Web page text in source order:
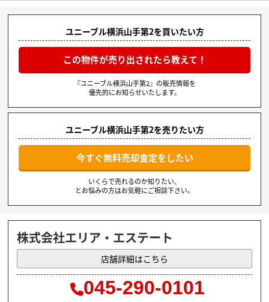
ユニーブル横浜山手第2を買いたい方
この物件が売り出されたら教えて！
『ユニーブル横浜山手第2』の販売情報を
優先的にお知らせいたします。
ユニーブル横浜山手第2を売りたい方
今すぐ無料売却査定をしたい
いくらで売れるのか知りたい、
とお悩みの方はお気軽にご相談下さい。
株式会社エリア・エステート
店舗詳細はこちら
045-290-0101